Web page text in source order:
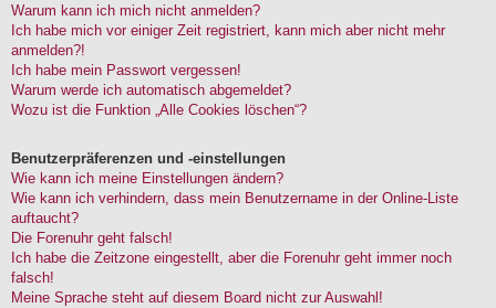
Warum kann ich mich nicht anmelden?
Ich habe mich vor einiger Zeit registriert, kann mich aber nicht mehr
anmelden?!
Ich habe mein Passwort vergessen!
Warum werde ich automatisch abgemeldet?
Wozu ist die Funktion „Alle Cookies löschen“?
Benutzerpräferenzen und -einstellungen
Wie kann ich meine Einstellungen ändern?
Wie kann ich verhindern, dass mein Benutzername in der Online-Liste
auftaucht?
Die Forenuhr geht falsch!
Ich habe die Zeitzone eingestellt, aber die Forenuhr geht immer noch
falsch!
Meine Sprache steht auf diesem Board nicht zur Auswahl!